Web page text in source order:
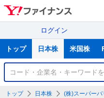
ログイン
サ
トップ 日本株 米国株
銘
トップ 日本株 (株)スーパーバ